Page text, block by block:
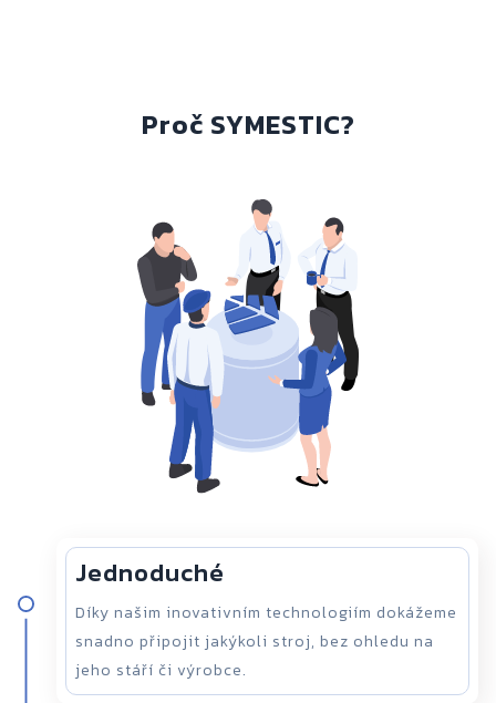
Proč SYMESTIC?
Jednoduché
Díky našim inovativním technologiím dokážeme
snadno připojit jakýkoli stroj, bez ohledu na
jeho stáří či výrobce.